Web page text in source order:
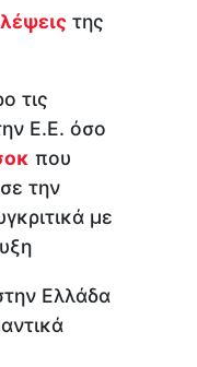
της
τις
Ε.Ε. όσο
που
την
με
Ελλάδα